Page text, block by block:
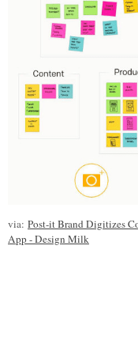
via: Post-it Brand Digitizes
App - Design Milk